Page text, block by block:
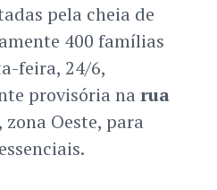
pela cheia de
400 famílias
feira, 24/6,
provisória na rua
zona Oeste, para